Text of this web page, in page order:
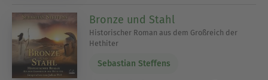
Bronze und Stahl
Historischer Roman aus dem Großreich der
Hethiter
Sebastian Steffens